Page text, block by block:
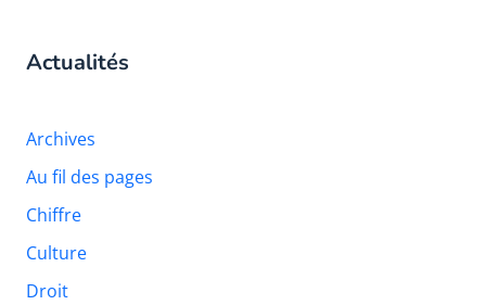
Actualités
Archives
Au fil des pages
Chiffre
Culture
Droit